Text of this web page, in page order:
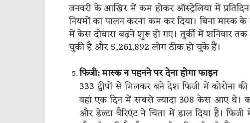
जनवरी के आखिर में कम होकर ऑस्ट्रेलिया में
नियमों का पालन करना कम कर दिया। बिना मास्क
में केस दोबारा बढ़ने शुरू हो गए। तुर्की में शनिवार
चुकी है और 5,261,892 लोग ठीक हो चुके हैं। ​​​​​
फिजी: मास्क न पहनने पर देना होगा फाइन
333 द्वीपों से मिलकर बने देश फिजी में कोरोना
वहां एक दिन में सबसे ज्यादा 308 केस आए थे।
और डेल्टा वैरिएंट ने चिंता में डाल दिया है।